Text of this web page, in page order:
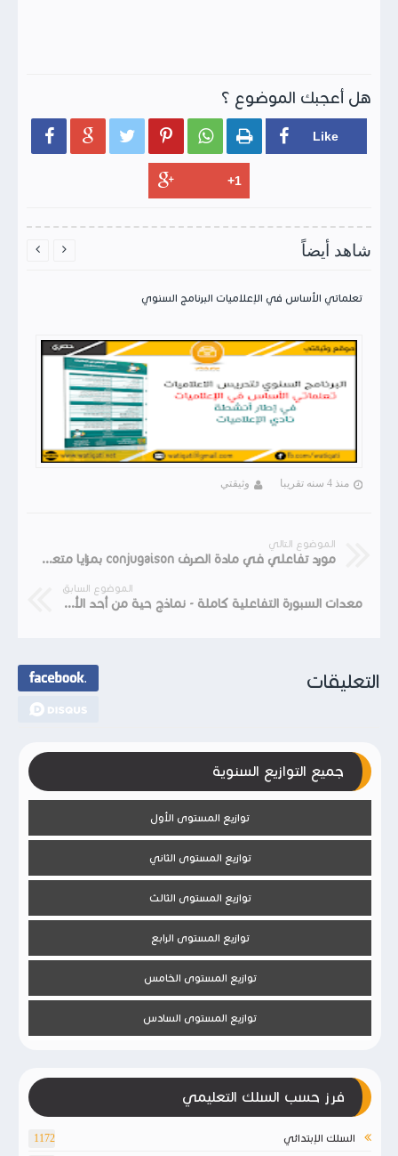
هل أعجبك الموضوع ؟
     
شاهد أيضاً
تعلماتي الأساس في الإعلاميات البرنامج السنوي
منذ 4 سنه تقريبا وثيقتي
 
الموضوع التالي
مورد تفاعلي في مادة الصرف conjugaison بمزايا متعددة لجميع المستويات
الموضوع السابق
معدات السبورة التفاعلية كاملة - نماذج حية من أحد الأقسام
التعليقات
جميع التوازيع السنوية
توازيع المستوى الأول
توازيع المستوى الثاني
توازيع المستوى الثالث
توازيع المستوى الرابع
توازيع المستوى الخامس
توازيع المستوى السادس
فرز حسب السلك التعليمي
السلك الإبتدائي 1172